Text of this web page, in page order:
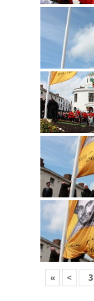
« <